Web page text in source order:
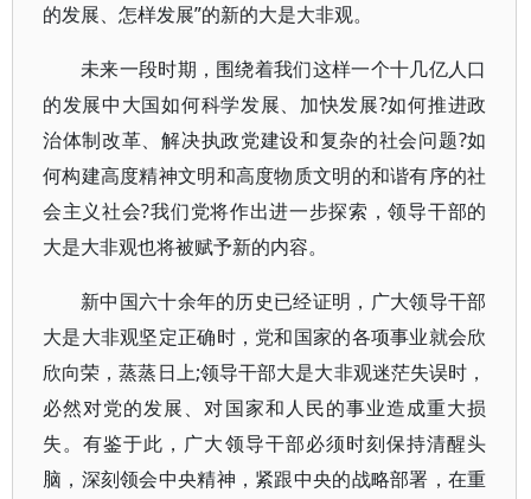
的发展、怎样发展”的新的大是大非观。
未来一段时期，围绕着我们这样一个十几亿人口
的发展中大国如何科学发展、加快发展?如何推进政
治体制改革、解决执政党建设和复杂的社会问题?如
何构建高度精神文明和高度物质文明的和谐有序的社
会主义社会?我们党将作出进一步探索，领导干部的
大是大非观也将被赋予新的内容。
新中国六十余年的历史已经证明，广大领导干部
大是大非观坚定正确时，党和国家的各项事业就会欣
欣向荣，蒸蒸日上;领导干部大是大非观迷茫失误时，
必然对党的发展、对国家和人民的事业造成重大损
失。有鉴于此，广大领导干部必须时刻保持清醒头
脑，深刻领会中央精神，紧跟中央的战略部署，在重